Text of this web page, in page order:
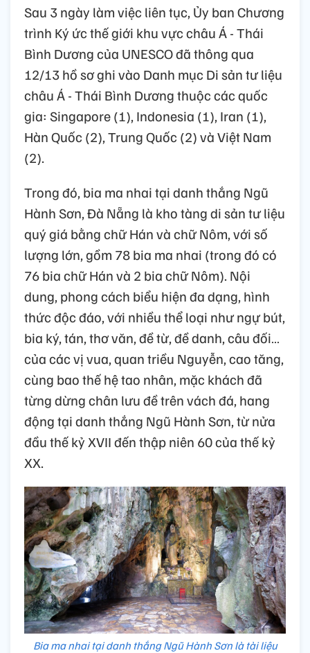
Sau 3 ngày làm việc liên tục, Ủy ban Chương
trình Ký ức thế giới khu vực châu Á - Thái
Bình Dương của UNESCO đã thông qua
12/13 hồ sơ ghi vào Danh mục Di sản tư liệu
châu Á - Thái Bình Dương thuộc các quốc
gia: Singapore (1), Indonesia (1), Iran (1),
Hàn Quốc (2), Trung Quốc (2) và Việt Nam
(2).
Trong đó, bia ma nhai tại danh thắng Ngũ
Hành Sơn, Đà Nẵng là kho tàng di sản tư liệu
quý giá bằng chữ Hán và chữ Nôm, với số
lượng lớn, gồm 78 bia ma nhai (trong đó có
76 bia chữ Hán và 2 bia chữ Nôm). Nội
dung, phong cách biểu hiện đa dạng, hình
thức độc đáo, với nhiều thể loại như ngự bút,
bia ký, tán, thơ văn, đề từ, đề danh, câu đối…
của các vị vua, quan triều Nguyễn, cao tăng,
cùng bao thế hệ tao nhân, mặc khách đã
từng dừng chân lưu đề trên vách đá, hang
động tại danh thắng Ngũ Hành Sơn, từ nửa
đầu thế kỷ XVII đến thập niên 60 của thế kỷ
XX.
Bia ma nhai tại danh thắng Ngũ Hành Sơn là tài liệu